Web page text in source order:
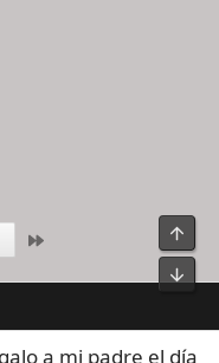
a mi padre el día